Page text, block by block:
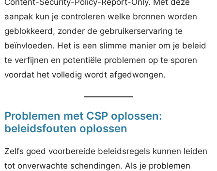
aanpak kun je controleren welke bronnen worden
geblokkeerd, zonder de gebruikerservaring te
beïnvloeden. Het is een slimme manier om je beleid
te verfijnen en potentiële problemen op te sporen
voordat het volledig wordt afgedwongen.
Problemen met CSP oplossen:
beleidsfouten oplossen
Zelfs goed voorbereide beleidsregels kunnen leiden
tot onverwachte schendingen. Als je problemen